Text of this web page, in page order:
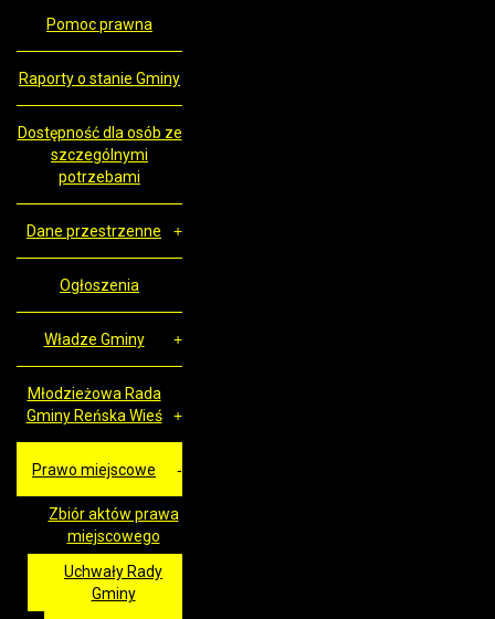
Pomoc prawna
Raporty o stanie Gminy
Dostępność dla osób ze
szczególnymi
potrzebami
Dane przestrzenne
Ogłoszenia
Władze Gminy
Młodzieżowa Rada
Gminy Reńska Wieś
Prawo miejscowe
Zbiór aktów prawa
miejscowego
Uchwały Rady
Gminy